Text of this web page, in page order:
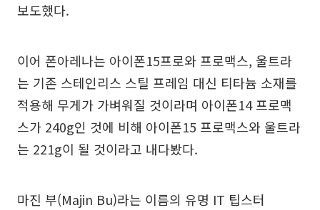
보도했다.
이어 폰아레나는 아이폰15프로와 프로맥스, 울트라
는 기존 스테인리스 스틸 프레임 대신 티타늄 소재를
적용해 무게가 가벼워질 것이라며 아이폰14 프로맥
스가 240g인 것에 비해 아이폰15 프로맥스와 울트라
는 221g이 될 것이라고 내다봤다.
마진 부(Majin Bu)라는 이름의 유명 IT 팁스터